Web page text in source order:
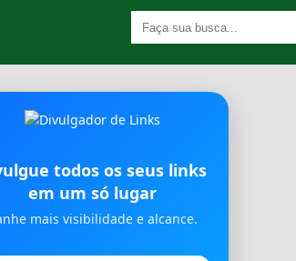
todos os seus links
em um só lugar
mais visibilidade e alcance.